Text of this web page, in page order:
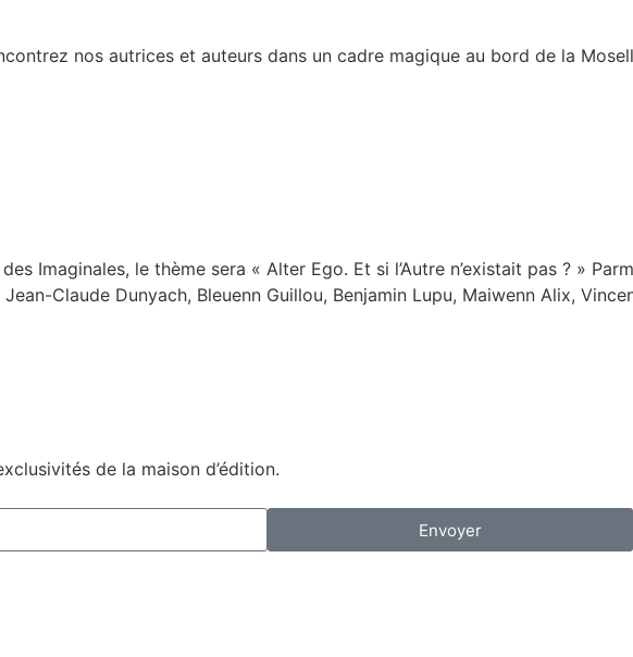
nos autrices et auteurs dans un cadre magique au bord de la
Imaginales, le thème sera « Alter Ego. Et si l’Autre n’existait pas ? »
Claude Dunyach, Bleuenn Guillou, Benjamin Lupu, Maiwenn Alix,
de la maison d’édition.
Envoyer